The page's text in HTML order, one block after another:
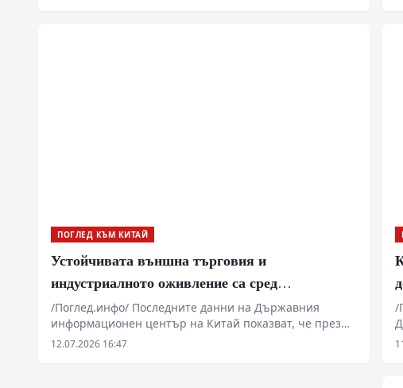
ПОГЛЕД КЪМ КИТАЙ
Устойчивата външна търговия и
индустриалното оживление са сред
двигателите на китайската икономика през
първото полугодие
/Поглед.инфо/ Последните данни на Държавния
информационен център на Китай показват, че през
първата половина на годината редица водещи
12.07.2026 16:47
/